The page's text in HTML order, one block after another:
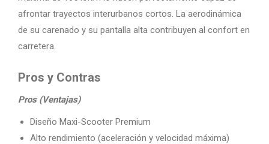
afrontar trayectos interurbanos cortos. La aerodinámica
de su carenado y su pantalla alta contribuyen al confort en
carretera.
Pros y Contras
Pros (Ventajas)
Diseño Maxi-Scooter Premium
Alto rendimiento (aceleración y velocidad máxima)